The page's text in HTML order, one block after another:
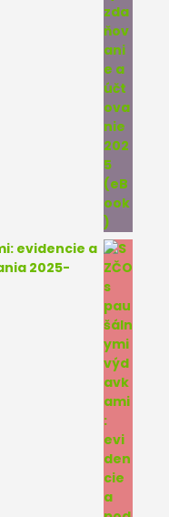
evidencie a
2025-